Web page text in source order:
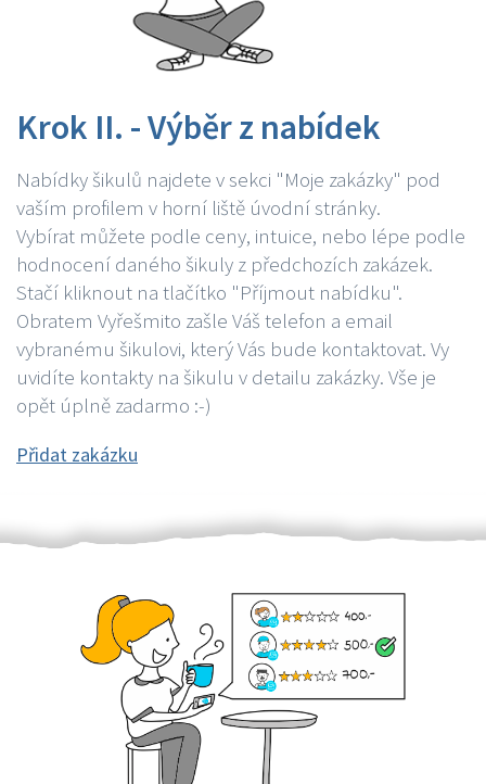
Krok II. - Výběr z nabídek
Nabídky šikulů najdete v sekci "Moje zakázky" pod
vaším profilem v horní liště úvodní stránky.
Vybírat můžete podle ceny, intuice, nebo lépe podle
hodnocení daného šikuly z předchozích zakázek.
Stačí kliknout na tlačítko "Příjmout nabídku".
Obratem Vyřešmito zašle Váš telefon a email
vybranému šikulovi, který Vás bude kontaktovat. Vy
uvidíte kontakty na šikulu v detailu zakázky. Vše je
opět úplně zadarmo :-)
Přidat zakázku